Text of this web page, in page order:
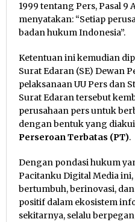
1999 tentang Pers, Pasal 9
menyatakan: “Setiap
badan hukum Indonesia”.
Ketentuan ini kemudian
Surat Edaran (SE) Dewan
pelaksanaan UU Pers dan
Surat Edaran tersebut
perusahaan pers untuk
dengan bentuk yang
Perseroan Terbatas (PT).
Dengan pondasi hukum
Pacitanku Digital Media
bertumbuh, berinovasi,
positif dalam ekosistem
sekitarnya, selalu